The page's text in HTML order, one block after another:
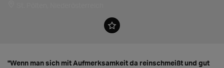
"Wenn man sich mit Aufmerksamkeit da reinschmeißt und gut